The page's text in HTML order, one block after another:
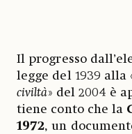
Il progresso
legge del 1939 alla
civiltà» del 2004 è
tiene conto che la
1972, un